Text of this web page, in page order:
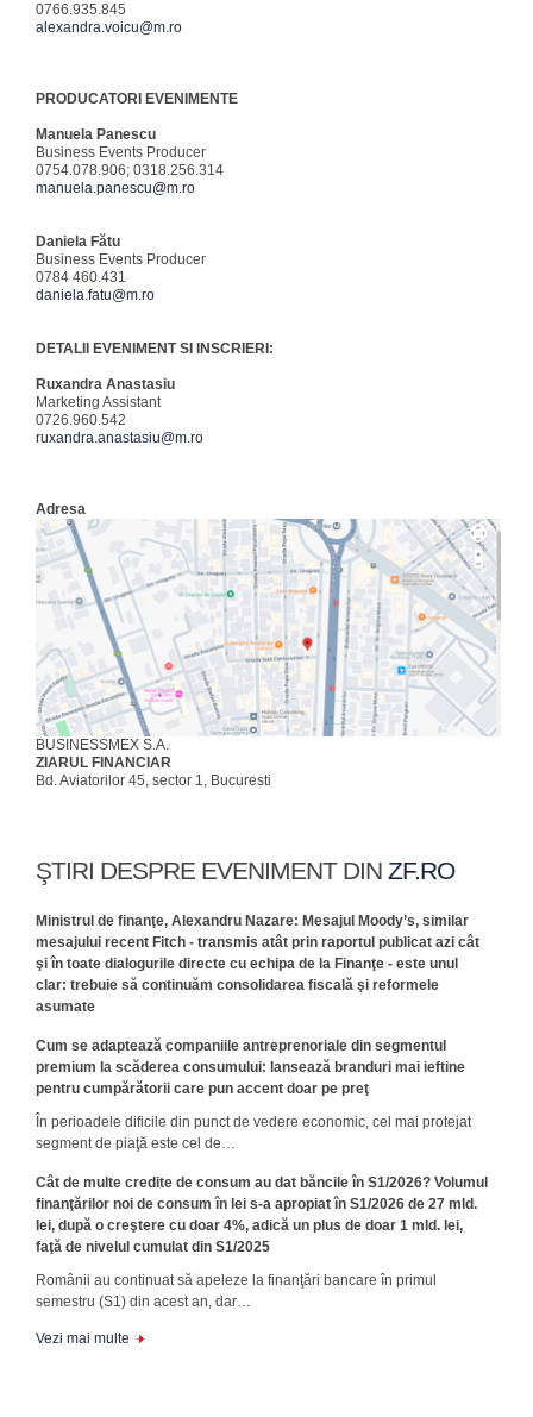
0766.935.845
alexandra.voicu@m.ro
PRODUCATORI EVENIMENTE
Manuela Panescu
Business Events Producer
0754.078.906; 0318.256.314
manuela.panescu@m.ro
Daniela Fătu
Business Events Producer
0784 460.431
daniela.fatu@m.ro
DETALII EVENIMENT SI INSCRIERI:
Ruxandra Anastasiu
Marketing Assistant
0726.960.542
ruxandra.anastasiu@m.ro
Adresa
BUSINESSMEX S.A.
ZIARUL FINANCIAR
Bd. Aviatorilor 45, sector 1, Bucuresti
ŞTIRI DESPRE EVENIMENT DIN ZF.RO
Ministrul de finanţe, Alexandru Nazare: Mesajul Moody’s, similar
mesajului recent Fitch - transmis atât prin raportul publicat azi cât
şi în toate dialogurile directe cu echipa de la Finanţe - este unul
clar: trebuie să continuăm consolidarea fiscală şi reformele
asumate
Cum se adaptează companiile antreprenoriale din segmentul
premium la scăderea consumului: lansează branduri mai ieftine
pentru cumpărătorii care pun accent doar pe preţ
În perioadele dificile din punct de vedere economic, cel mai protejat
segment de piaţă este cel de…
Cât de multe credite de consum au dat băncile în S1/2026? Volumul
finanţărilor noi de consum în lei s-a apropiat în S1/2026 de 27 mld.
lei, după o creştere cu doar 4%, adică un plus de doar 1 mld. lei,
faţă de nivelul cumulat din S1/2025
Românii au continuat să apeleze la finanţări bancare în primul
semestru (S1) din acest an, dar…
Vezi mai multe